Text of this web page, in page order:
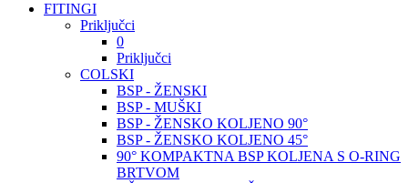
FITINGI
Priključci
0
Priključci
COLSKI
BSP - ŽENSKI
BSP - MUŠKI
BSP - ŽENSKO KOLJENO 90°
BSP - ŽENSKO KOLJENO 45°
90° KOMPAKTNA BSP KOLJENA S O-RING
BRTVOM